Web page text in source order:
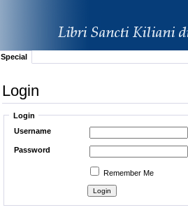
Special
Login
Login
Username
Password
Remember Me